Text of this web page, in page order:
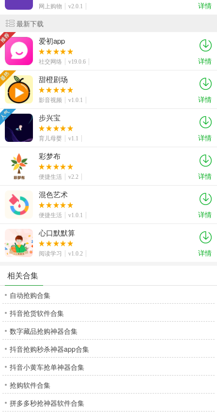
网上购物 v2.0.1
详情
最新下载
爱初app
社交网络 v19.0.6 详情
甜橙剧场
影音视频 v1.0.1 详情
步兴宝
育儿母婴 v1.1 详情
彩梦布
便捷生活 v2.2 详情
混色艺术
便捷生活 v1.0.1 详情
心口默默算
阅读学习 v1.0.2 详情
相关合集
自动抢购合集
抖音抢货软件合集
数字藏品抢购神器合集
抖音抢购秒杀神器app合集
抖音小黄车抢单神器合集
抢购软件合集
拼多多秒抢神器软件合集